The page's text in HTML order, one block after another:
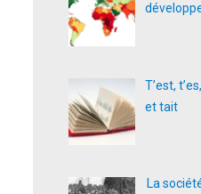
T’est,
et tait
La